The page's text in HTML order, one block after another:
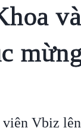
Vbiz